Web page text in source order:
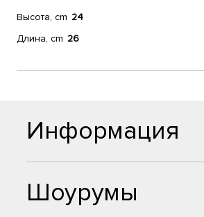
Высота, cm 24
Длина, cm 26
Шоурумы
Информация